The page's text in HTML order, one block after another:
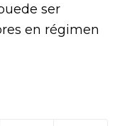
ser
en régimen